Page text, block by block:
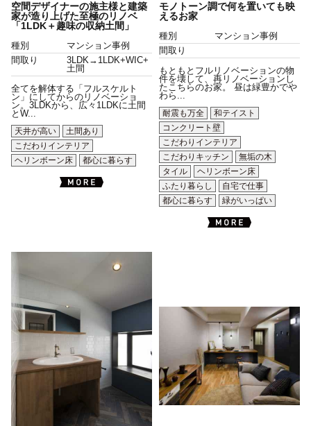
空間デザイナーの施主様と建築
家が造り上げた至極のリノベ
「1LDK＋趣味の収納土間」
種別
マンション事例
間取り
3LDK→1LDK+WIC+
土間
全てを解体する「フルスケルト
ン」にしてからのリノベーショ
ン。3LDKから、広々1LDKに土間
とW...
天井が高い
土間あり
こだわりインテリア
ヘリンボーン床
都心に暮らす
モノトーン調で何を置いても映
えるお家
種別
マンション事例
間取り
もともとフルリノベーションの物
件を壊して、再リノベーションし
たこちらのお家。 昼は緑豊かでや
わら...
耐震も万全
和テイスト
コンクリート壁
こだわりインテリア
こだわりキッチン
無垢の木
タイル
ヘリンボーン床
ふたり暮らし
自宅で仕事
都心に暮らす
緑がいっぱい